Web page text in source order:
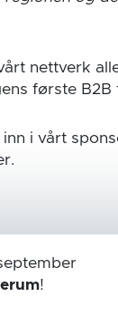
nettverk
første B2B
i vårt
!